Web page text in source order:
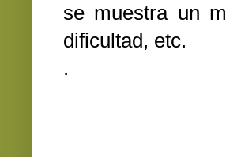
se muestra un
dificultad, etc.
.